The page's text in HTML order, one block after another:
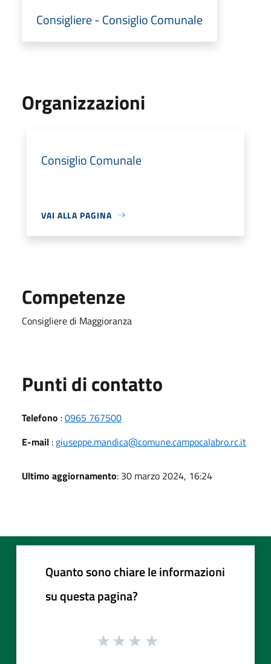
Consigliere - Consiglio Comunale
Organizzazioni
Consiglio Comunale
VAI ALLA PAGINA
Competenze
Consigliere di Maggioranza
Punti di contatto
Telefono :0965 767500
E-mail : giuseppe.mandica@comune.campocalabro.rc.it
Ultimo aggiornamento: 30 marzo 2024, 16:24
Quanto sono chiare le informazioni
su questa pagina?